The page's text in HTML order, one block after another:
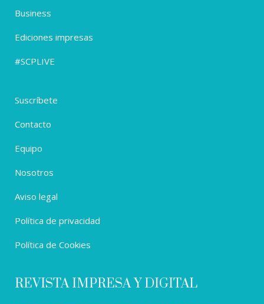
Business
Ediciones impresas
#SCPLIVE
Suscríbete
Contacto
Equipo
Nosotros
Aviso legal
Política de privacidad
Política de Cookies
REVISTA IMPRESA Y DIGITAL